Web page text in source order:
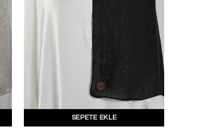
SEPETE EKLE